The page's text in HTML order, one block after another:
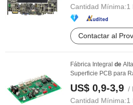
Cantidad Mínima:1
Contactar al
Fábrica Integral de
Superficie PCB para
US$ 0,9-3,9 /
Cantidad Mínima:1